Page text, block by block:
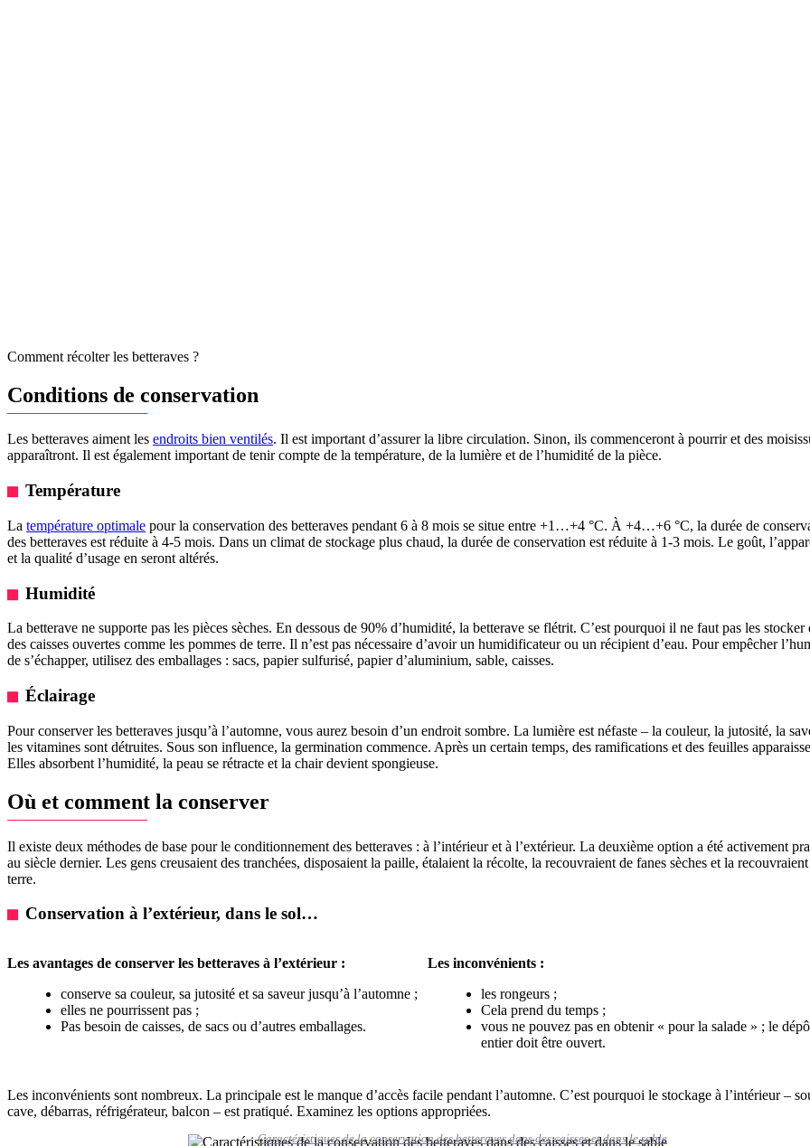
Comment récolter les betteraves ?
Conditions de conservation
Les betteraves aiment les endroits bien ventilés. Il est important d’assurer la libre circulation. Sinon, ils commenceront à pourrir et des
apparaîtront. Il est également important de tenir compte de la température, de la lumière et de l’humidité de la pièce.
Température
La température optimale pour la conservation des betteraves pendant 6 à 8 mois se situe entre +1…+4 °C. À +4…+6 °C, la durée de
des betteraves est réduite à 4-5 mois. Dans un climat de stockage plus chaud, la durée de conservation est réduite à 1-3 mois. Le goût,
et la qualité d’usage en seront altérés.
Humidité
La betterave ne supporte pas les pièces sèches. En dessous de 90% d’humidité, la betterave se flétrit. C’est pourquoi il ne faut pas les stocker
des caisses ouvertes comme les pommes de terre. Il n’est pas nécessaire d’avoir un humidificateur ou un récipient d’eau. Pour empêcher
de s’échapper, utilisez des emballages : sacs, papier sulfurisé, papier d’aluminium, sable, caisses.
Éclairage
Pour conserver les betteraves jusqu’à l’automne, vous aurez besoin d’un endroit sombre. La lumière est néfaste – la couleur, la jutosité, la
les vitamines sont détruites. Sous son influence, la germination commence. Après un certain temps, des ramifications et des feuilles
Elles absorbent l’humidité, la peau se rétracte et la chair devient spongieuse.
Où et comment la conserver
Il existe deux méthodes de base pour le conditionnement des betteraves : à l’intérieur et à l’extérieur. La deuxième option a été activement
au siècle dernier. Les gens creusaient des tranchées, disposaient la paille, étalaient la récolte, la recouvraient de fanes sèches et la
terre.
Conservation à l’extérieur, dans le sol…
Les avantages de conserver les betteraves à l’extérieur :
conserve sa couleur, sa jutosité et sa saveur jusqu’à l’automne ;
elles ne pourrissent pas ;
Pas besoin de caisses, de sacs ou d’autres emballages.
Les inconvénients :
les rongeurs ;
Cela prend du temps ;
vous ne pouvez pas en obtenir « pour la salade » ; le
entier doit être ouvert.
Les inconvénients sont nombreux. La principale est le manque d’accès facile pendant l’automne. C’est pourquoi le stockage à l’intérieur –
cave, débarras, réfrigérateur, balcon – est pratiqué. Examinez les options appropriées.
Caractéristiques de la conservation des betteraves dans des caisses et dans le sable